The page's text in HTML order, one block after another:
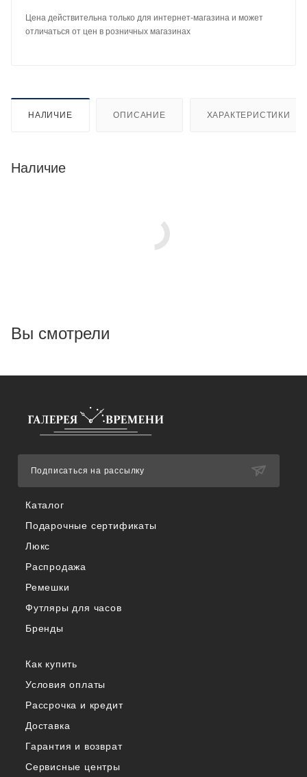
Цена действительна только для интернет-магазина и может
отличаться от цен в розничных магазинах
НАЛИЧИЕ ОПИСАНИЕ ХАРАКТЕРИСТИКИ
Наличие
Вы смотрели
Каталог
Подарочные сертификаты
Люкс
Распродажа
Ремешки
Футляры для часов
Бренды
Как купить
Условия оплаты
Рассрочка и кредит
Доставка
Гарантия и возврат
Сервисные центры
Подписаться на рассылку